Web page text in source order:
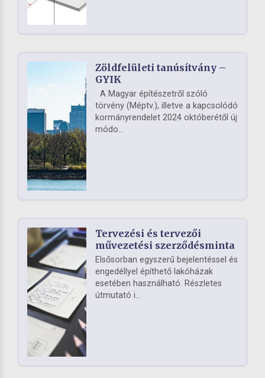
Zöldfelületi tanúsítvány –
GYIK
A Magyar építészetről szóló
törvény (Méptv.), illetve a kapcsolódó
kormányrendelet 2024 októberétől új
módo...
Tervezési és tervezői
művezetési szerződésminta
Elsősorban egyszerű bejelentéssel és
engedéllyel építhető lakóházak
esetében használható. Részletes
útmutató i...